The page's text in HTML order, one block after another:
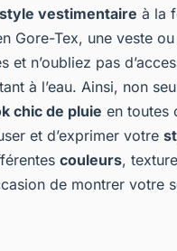
style vestimentaire à la
Gore-Tex, une veste
et n’oubliez pas
à l’eau. Ainsi, non
chic de pluie en toutes
et d’exprimer votre
couleurs,
de montrer votre